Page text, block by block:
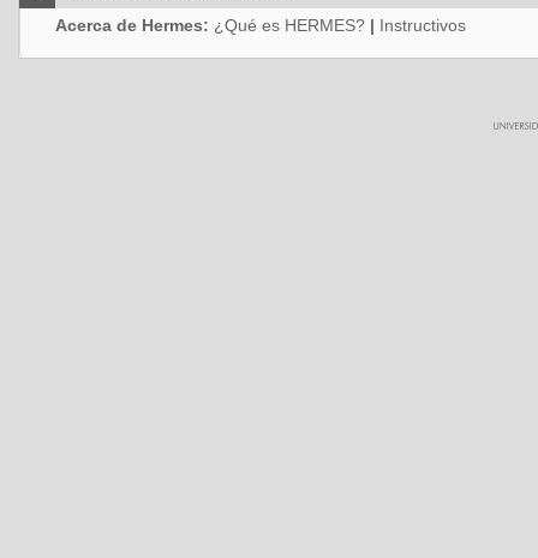
Acerca de Hermes: ¿Qué es HERMES? | Instructivos